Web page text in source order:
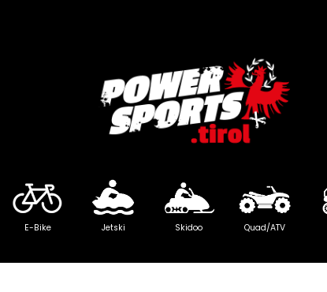
E-Bike Jetski Skidoo Quad/ATV